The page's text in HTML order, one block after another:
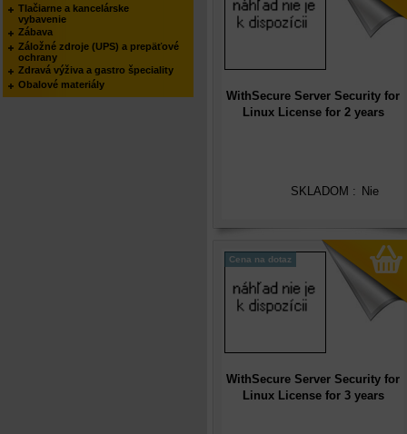
WithSecure Server Security for
Linux License for 2 years
SKLADOM : Nie
WithSecure Server Security for
Linux License for 3 years
Cena na dotaz
Tlačiarne a kancelárske
vybavenie
Zábava
Záložné zdroje (UPS) a prepäťové
ochrany
Zdravá výživa a gastro špeciality
Obalové materiály